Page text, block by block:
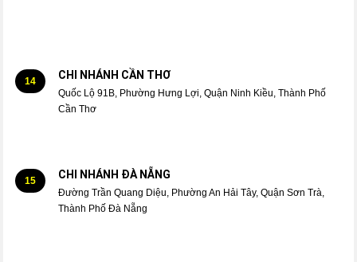
14 CHI NHÁNH CẦN THƠ
Quốc Lộ 91B, Phường Hưng Lợi, Quận Ninh Kiều, Thành Phố
Cần Thơ
15 CHI NHÁNH ĐÀ NẴNG
Đường Trần Quang Diệu, Phường An Hải Tây, Quận Sơn Trà,
Thành Phố Đà Nẵng